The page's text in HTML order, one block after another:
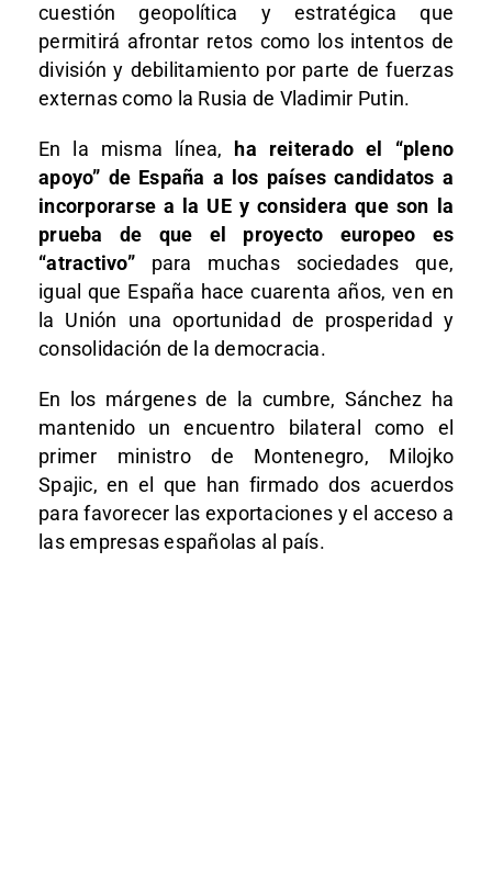
cuestión geopolítica y estratégica que
permitirá afrontar retos como los intentos de
división y debilitamiento por parte de fuerzas
externas como la Rusia de Vladimir Putin.
En la misma línea, ha reiterado el “pleno
apoyo” de España a los países candidatos a
incorporarse a la UE y considera que son la
prueba de que el proyecto europeo es
“atractivo”para muchas sociedades que,
igual que España hace cuarenta años, ven en
la Unión una oportunidad de prosperidad y
consolidación de la democracia.
En los márgenes de la cumbre, Sánchez ha
mantenido un encuentro bilateral como el
primer ministro de Montenegro, Milojko
Spajic, en el que han firmado dos acuerdos
para favorecer las exportaciones y el acceso a
las empresas españolas al país.